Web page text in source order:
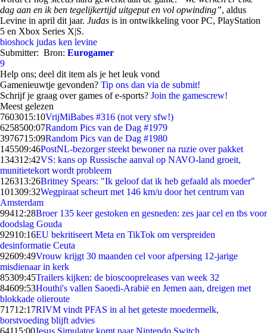
dag aan en ik ben tegelijkertijd uitgeput en vol opwinding”, aldus
Levine in april dit jaar. Judas is in ontwikkeling voor PC, PlayStation
5 en Xbox Series X|S.
bioshock judas ken levine
Submitter: Bron: Eurogamer
9
Help ons; deel dit item als je het leuk vond
Gamenieuwtje gevonden? Tip ons dan via de submit!
Schrijf je graag over games of e-sports? Join the gamescrew!
Meest gelezen
7603015:10VrijMiBabes #316 (not very sfw!)
6258500:07Random Pics van de Dag #1979
3976715:09Random Pics van de Dag #1980
145509:46PostNL-bezorger steekt bewoner na ruzie over pakket
134312:42VS: kans op Russische aanval op NAVO-land groeit,
munitietekort wordt probleem
126313:26Britney Spears: "Ik geloof dat ik heb gefaald als moeder"
101309:32Wegpiraat scheurt met 146 km/u door het centrum van
Amsterdam
99412:28Broer 135 keer gestoken en gesneden: zes jaar cel en tbs voor
doodslag Gouda
92910:16EU bekritiseert Meta en TikTok om verspreiden
desinformatie Ceuta
92609:49Vrouw krijgt 30 maanden cel voor afpersing 12-jarige
misdienaar in kerk
85309:45Trailers kijken: de bioscoopreleases van week 32
84609:53Houthi's vallen Saoedi-Arabië en Jemen aan, dreigen met
blokkade olieroute
71712:17RIVM vindt PFAS in al het geteste moedermelk,
borstvoeding blijft advies
64115:00Jesus Simulator komt naar Nintendo Switch